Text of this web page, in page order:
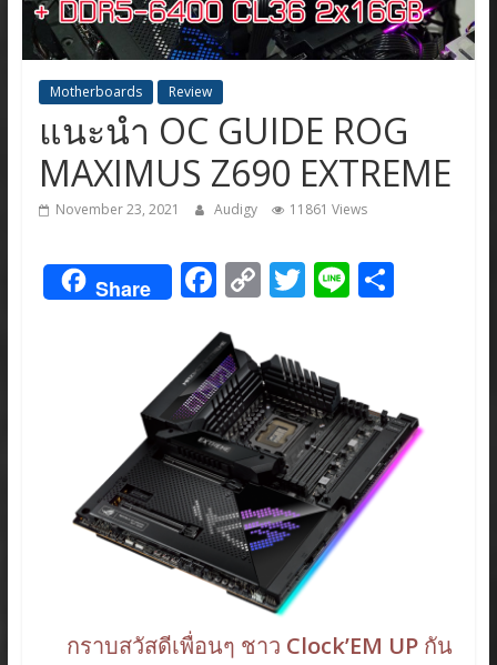
Motherboards Review
แนะนำ OC GUIDE ROG
MAXIMUS Z690 EXTREME
November 23, 2021 Audigy 11861 Views
Share F
e
b
o
o
k
C
p
y
Li
n
k
T
er
Li S
กราบสวัสดีเพื่อนๆ ชาว Clock’EM UPกัน